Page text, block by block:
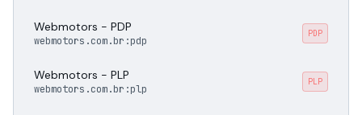
Webmotors - PDP
webmotors.com.br:pdp
PDP
Webmotors - PLP
webmotors.com.br:plp
PLP